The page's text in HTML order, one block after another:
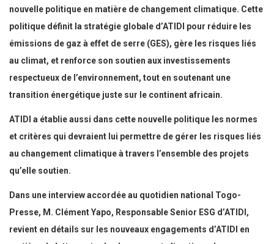
nouvelle politique en matière de changement climatique. Cette
politique définit la stratégie globale d’ATIDI pour réduire les
émissions de gaz à effet de serre (GES), gère les risques liés
au climat, et renforce son soutien aux investissements
respectueux de l’environnement, tout en soutenant une
transition énergétique juste sur le continent africain.
ATIDI a établie aussi dans cette nouvelle politique les normes
et critères qui devraient lui permettre de gérer les risques liés
au changement climatique à travers l’ensemble des projets
qu’elle soutien.
Dans une interview accordée au quotidien national Togo-
Presse, M. Clément Yapo, Responsable Senior ESG d’ATIDI,
revient en détails sur les nouveaux engagements d’ATIDI en